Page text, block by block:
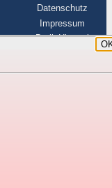
Datenschutz
Impressum
BerlinHimmel